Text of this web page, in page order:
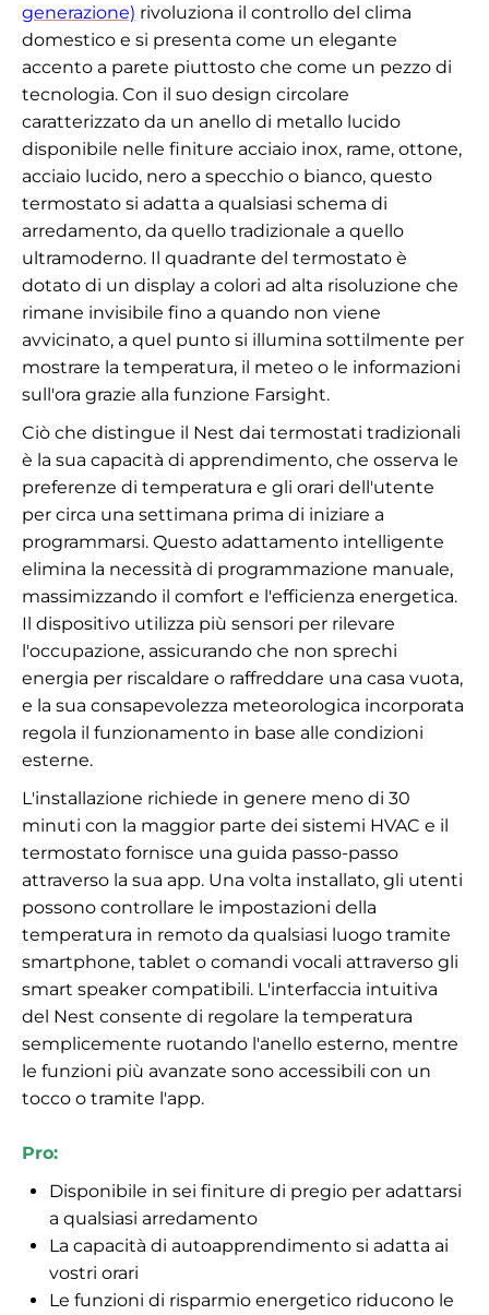
generazione) rivoluziona il controllo del clima
domestico e si presenta come un elegante
accento a parete piuttosto che come un pezzo di
tecnologia. Con il suo design circolare
caratterizzato da un anello di metallo lucido
disponibile nelle finiture acciaio inox, rame, ottone,
acciaio lucido, nero a specchio o bianco, questo
termostato si adatta a qualsiasi schema di
arredamento, da quello tradizionale a quello
ultramoderno. Il quadrante del termostato è
dotato di un display a colori ad alta risoluzione che
rimane invisibile fino a quando non viene
avvicinato, a quel punto si illumina sottilmente per
mostrare la temperatura, il meteo o le informazioni
sull'ora grazie alla funzione Farsight.
Ciò che distingue il Nest dai termostati tradizionali
è la sua capacità di apprendimento, che osserva le
preferenze di temperatura e gli orari dell'utente
per circa una settimana prima di iniziare a
programmarsi. Questo adattamento intelligente
elimina la necessità di programmazione manuale,
massimizzando il comfort e l'efficienza energetica.
Il dispositivo utilizza più sensori per rilevare
l'occupazione, assicurando che non sprechi
energia per riscaldare o raffreddare una casa vuota,
e la sua consapevolezza meteorologica incorporata
regola il funzionamento in base alle condizioni
esterne.
L'installazione richiede in genere meno di 30
minuti con la maggior parte dei sistemi HVAC e il
termostato fornisce una guida passo-passo
attraverso la sua app. Una volta installato, gli utenti
possono controllare le impostazioni della
temperatura in remoto da qualsiasi luogo tramite
smartphone, tablet o comandi vocali attraverso gli
smart speaker compatibili. L'interfaccia intuitiva
del Nest consente di regolare la temperatura
semplicemente ruotando l'anello esterno, mentre
le funzioni più avanzate sono accessibili con un
tocco o tramite l'app.
Pro:
Disponibile in sei finiture di pregio per adattarsi
a qualsiasi arredamento
La capacità di autoapprendimento si adatta ai
vostri orari
Le funzioni di risparmio energetico riducono le